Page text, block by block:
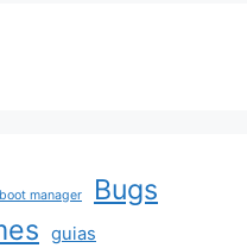
boot manager
Bugs
guias